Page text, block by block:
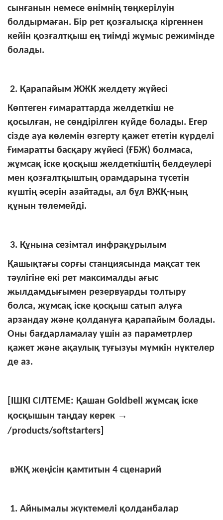
сынғанын немесе өнімнің төңкерілуін
болдырмаған. Бір рет қозғалысқа кіргеннен
кейін қозғалтқыш ең тиімді жұмыс режимінде
болады.
2. Қарапайым ЖЖК желдету жүйесі
Көптеген ғимараттарда желдеткіш не
қосылған, не сөндірілген күйде болады. Егер
сізде ауа көлемін өзгерту қажет ететін күрделі
Ғимаратты басқару жүйесі (ҒБЖ) болмаса,
жұмсақ іске қосқыш желдеткіштің белдеулері
мен қозғалтқыштың орамдарына түсетін
күштің әсерін азайтады, ал бұл ВЖҚ-ның
құнын төлемейді.
3. Құнына сезімтал инфрақұрылым
Қашықтағы сорғы станциясында мақсат тек
тәулігіне екі рет максималды ағыс
жылдамдығымен резервуарды толтыру
болса, жұмсақ іске қосқыш сатып алуға
арзандау және қолдануға қарапайым болады.
Оны бағдарламалау үшін аз параметрлер
қажет және ақаулық туғызуы мүмкін нүктелер
де аз.
[ІШКІ СІЛТЕМЕ: Қашан Goldbell жұмсақ іске
қосқышын таңдау керек →
/products/softstarters]
вЖҚ жеңісін қамтитын 4 сценарий
1. Айнымалы жүктемелі қолданбалар